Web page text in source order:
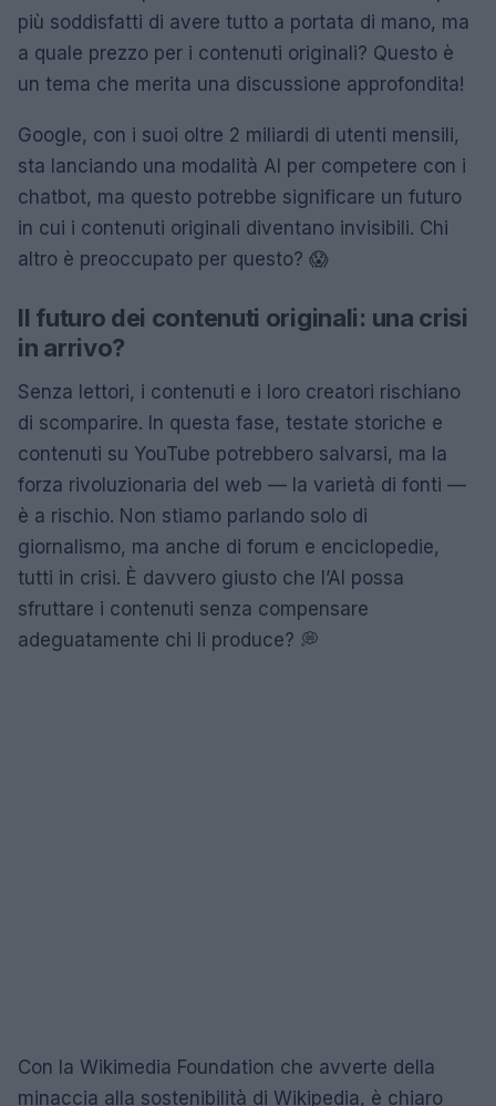
più soddisfatti di avere tutto a portata di mano, ma
a quale prezzo per i contenuti originali? Questo è
un tema che merita una discussione approfondita!
Google, con i suoi oltre 2 miliardi di utenti mensili,
sta lanciando una modalità AI per competere con i
chatbot, ma questo potrebbe significare un futuro
in cui i contenuti originali diventano invisibili. Chi
altro è preoccupato per questo? 😱
Il futuro dei contenuti originali: una crisi
in arrivo?
Senza lettori, i contenuti e i loro creatori rischiano
di scomparire. In questa fase, testate storiche e
contenuti su YouTube potrebbero salvarsi, ma la
forza rivoluzionaria del web — la varietà di fonti —
è a rischio. Non stiamo parlando solo di
giornalismo, ma anche di forum e enciclopedie,
tutti in crisi. È davvero giusto che l’AI possa
sfruttare i contenuti senza compensare
adeguatamente chi li produce? 💭
Con la Wikimedia Foundation che avverte della
minaccia alla sostenibilità di Wikipedia, è chiaro